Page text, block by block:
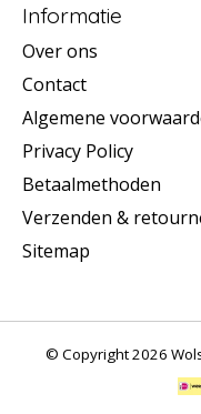
Informatie
Over ons
Contact
Algemene
Privacy Policy
Betaalmethoden
Verzenden &
Sitemap
© Copyright 2026